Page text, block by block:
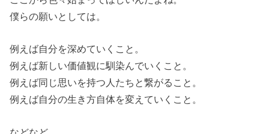
僕らの願いとしては。
例えば自分を深めていくこと。
例えば新しい価値観に馴染んでいくこと。
例えば同じ思いを持つ人たちと繋がること。
例えば自分の生き方自体を変えていくこと。